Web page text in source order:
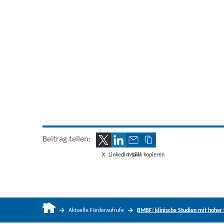
Beitrag teilen:
X LinkedInMailLink kopieren
Aktuelle Förderaufrufe BMBF: klinische Studien mit